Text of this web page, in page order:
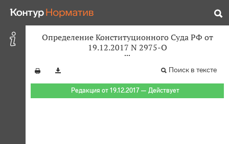
Определение Конституционного Суда РФ от
19.12.2017 N 2975-О
Поиск в тексте
Редакция от 19.12.2017 — Действует